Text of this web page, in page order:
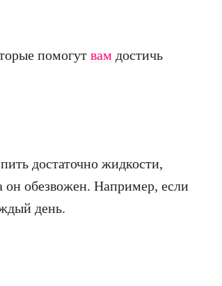
помогут вам достичь
достаточно жидкости,
он обезвожен. Например, если
день.